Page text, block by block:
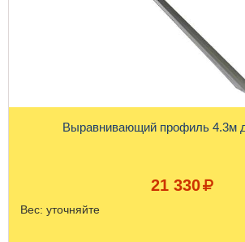
Выравнивающий профиль 4.3м
21 330
Вес: уточняйте